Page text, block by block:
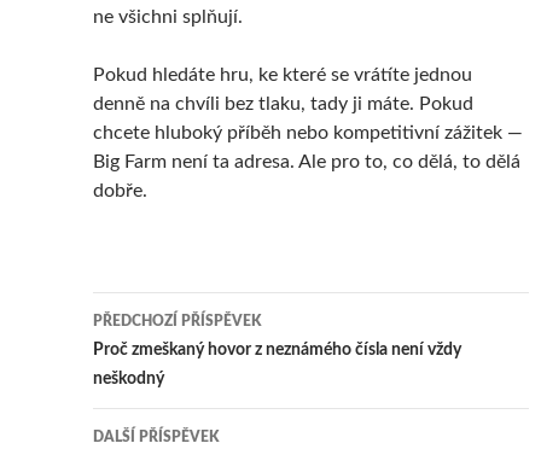
ne všichni splňují.
Pokud hledáte hru, ke které se vrátíte jednou
denně na chvíli bez tlaku, tady ji máte. Pokud
chcete hluboký příběh nebo kompetitivní zážitek —
Big Farm není ta adresa. Ale pro to, co dělá, to dělá
dobře.
Navigace
příspěvku
PŘEDCHOZÍ PŘÍSPĚVEK
Proč zmeškaný hovor z neznámého čísla není vždy
neškodný
DALŠÍ PŘÍSPĚVEK